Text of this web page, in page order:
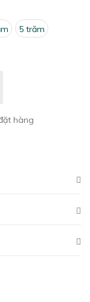
5 trăm
hàng